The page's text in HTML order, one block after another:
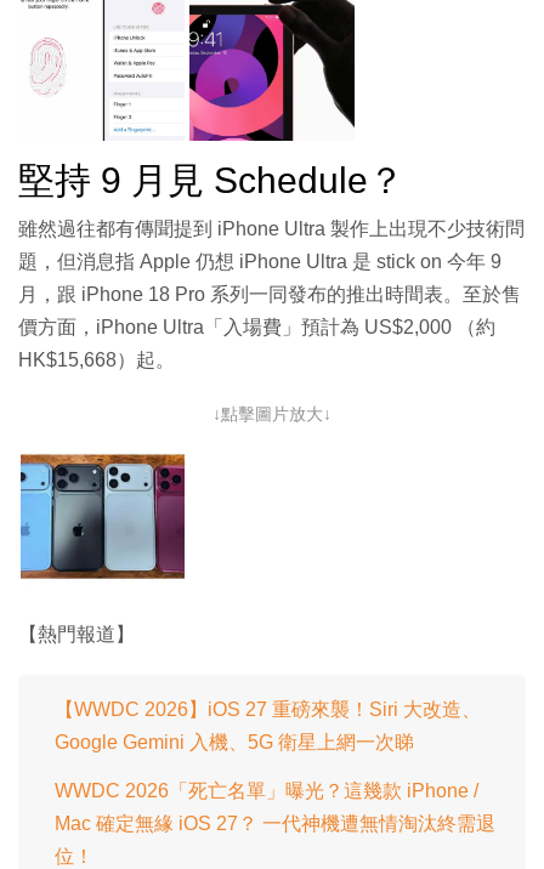
堅持 9 月見 Schedule？
雖然過往都有傳聞提到 iPhone Ultra 製作上出現不少技術問
題，但消息指 Apple 仍想 iPhone Ultra 是 stick on 今年 9
月，跟 iPhone 18 Pro 系列一同發布的推出時間表。至於售
價方面，iPhone Ultra「入場費」預計為 US$2,000 （約
HK$15,668）起。
↓點擊圖片放大↓
【熱門報道】
【WWDC 2026】iOS 27 重磅來襲！Siri 大改造、
Google Gemini 入機、5G 衛星上網一次睇
WWDC 2026「死亡名單」曝光？這幾款 iPhone /
Mac 確定無緣 iOS 27？ 一代神機遭無情淘汰終需退
位！